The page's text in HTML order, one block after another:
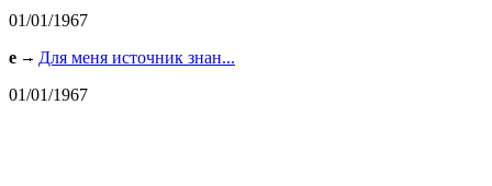
01/01/1967
e
Для меня источник знан...
01/01/1967